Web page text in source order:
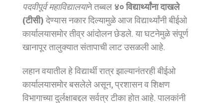
पदवीपूर्व महाविद्यालयाने तब्बल ४० विद्यार्थ्यांना दाखले
(टीसी)देण्यास नकार दिल्यामुळे आज विद्यार्थ्यांनी बीईओ
कार्यालयासमोर तीव्र आंदोलन छेडले. या घटनेमुळे संपूर्ण
खानापूर तालुक्यात संतापाची लाट उसळली आहे.
लहान वयातील हे विद्यार्थी रात्र झाल्यानंतरही बीईओ
कार्यालयासमोर बसलेले असून, प्रशासन व शिक्षण
विभागाच्या दुर्लक्षाबद्दल सर्वत्र टीका होत आहे. पालकांनी